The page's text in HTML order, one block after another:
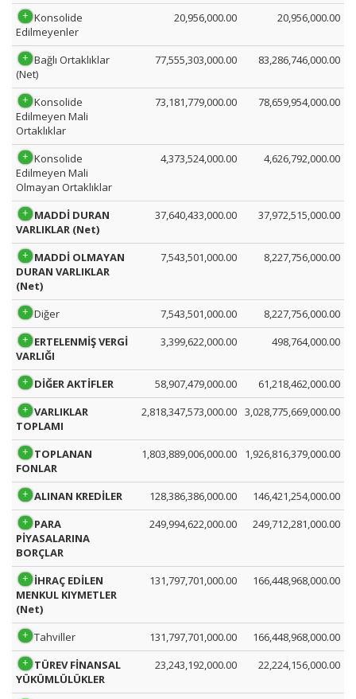
Konsolide
Edilmeyenler
20,956,000.00 20,956,000.00
Bağlı Ortaklıklar
(Net)
77,555,303,000.00 83,286,746,000.00
Konsolide
Edilmeyen Mali
Ortaklıklar
73,181,779,000.00 78,659,954,000.00
Konsolide
Edilmeyen Mali
Olmayan Ortaklıklar
4,373,524,000.00 4,626,792,000.00
MADDİ DURAN
VARLIKLAR (Net)
37,640,433,000.00 37,972,515,000.00
MADDİ OLMAYAN
DURAN VARLIKLAR
(Net)
7,543,501,000.00 8,227,756,000.00
Diğer 7,543,501,000.00
8,227,756,000.00
ERTELENMİŞ VERGİ
VARLIĞI
3,399,622,000.00 498,764,000.00
DİĞER AKTİFLER 58,907,479,000.00
61,218,462,000.00
VARLIKLAR
TOPLAMI
2,818,347,573,000.00 3,028,775,669,000.00
TOPLANAN
FONLAR
1,803,889,006,000.00 1,926,816,379,000.00
ALINAN KREDİLER 128,386,386,000.00
146,421,254,000.00
PARA
PİYASALARINA
BORÇLAR
249,994,622,000.00 249,712,281,000.00
İHRAÇ EDİLEN
MENKUL KIYMETLER
(Net)
131,797,701,000.00 166,448,968,000.00
Tahviller 131,797,701,000.00
166,448,968,000.00
TÜREV FİNANSAL
YÜKÜMLÜLÜKLER
23,243,192,000.00 22,224,156,000.00